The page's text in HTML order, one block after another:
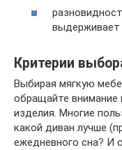
выдерживает
Критерии
Выбирая мягкую
обращайте внимание
изделия. Многие
какой диван лучше
ежедневного сна? И